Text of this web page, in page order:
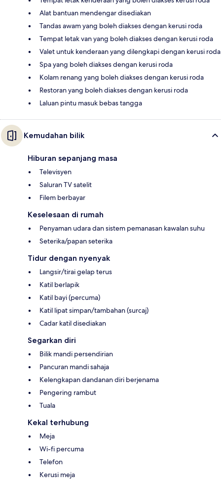
Alat bantuan mendengar disediakan
Tandas awam yang boleh diakses dengan kerusi roda
Tempat letak van yang boleh diakses dengan kerusi roda
Valet untuk kenderaan yang dilengkapi dengan kerusi roda
Spa yang boleh diakses dengan kerusi roda
Kolam renang yang boleh diakses dengan kerusi roda
Restoran yang boleh diakses dengan kerusi roda
Laluan pintu masuk bebas tangga
Kemudahan bilik
Hiburan sepanjang masa
Televisyen
Saluran TV satelit
Filem berbayar
Keselesaan di rumah
Penyaman udara dan sistem pemanasan kawalan suhu
Seterika/papan seterika
Tidur dengan nyenyak
Langsir/tirai gelap terus
Katil berlapik
Katil bayi (percuma)
Katil lipat simpan/tambahan (surcaj)
Cadar katil disediakan
Segarkan diri
Bilik mandi persendirian
Pancuran mandi sahaja
Kelengkapan dandanan diri berjenama
Pengering rambut
Tuala
Kekal terhubung
Meja
Wi-fi percuma
Telefon
Kerusi meja